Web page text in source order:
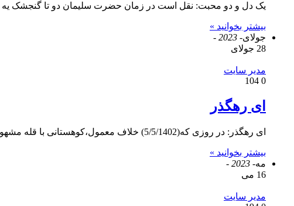
یک دل و دو محبت: نقل است در زمان حضرت سلیمان دو تا گنجشک
بیشتر بخوانید »
جولای- 2023 -
28 جولای
مدیر سایت
0
ای رهگذر
ای رهگذر: در روزی که(5/5/1402) خلاف معمول،کوهستانی با قله مشهور در گیلان،فاقد احدی از کوهنوردان و طبیعت گردان بود،در طبیعتی…
بیشتر بخوانید »
مه- 2023 -
16 می
مدیر سایت